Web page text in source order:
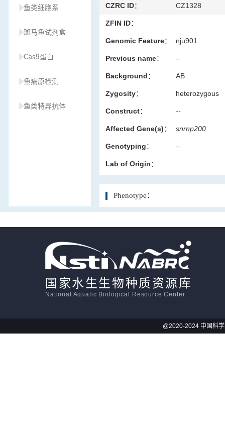
鱼类细胞系
斑马鱼试剂盒
Cas9蛋白
鱼病原检测
鱼类特异抗体
CZRC ID： CZ1328
ZFIN ID：
Genomic Feature： nju901
Previous name： --
Background： AB
Zygosity： heterozygous
Construct： --
Affected Gene(s)： snrnp200
Genotyping： --
Lab of Origin：
Phenotype：
国家水生生物种质资源库
National Aquatic Biological Resource Center
@2020-2024 中国科